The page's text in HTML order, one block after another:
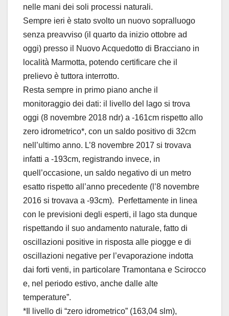
nelle mani dei soli processi naturali.
Sempre ieri è stato svolto un nuovo sopralluogo
senza preavviso (il quarto da inizio ottobre ad
oggi) presso il Nuovo Acquedotto di Bracciano in
località Marmotta, potendo certificare che il
prelievo è tuttora interrotto.
Resta sempre in primo piano anche il
monitoraggio dei dati: il livello del lago si trova
oggi (8 novembre 2018 ndr) a -161cm rispetto allo
zero idrometrico*, con un saldo positivo di 32cm
nell’ultimo anno. L’8 novembre 2017 si trovava
infatti a -193cm, registrando invece, in
quell’occasione, un saldo negativo di un metro
esatto rispetto all’anno precedente (l’8 novembre
2016 si trovava a -93cm). Perfettamente in linea
con le previsioni degli esperti, il lago sta dunque
rispettando il suo andamento naturale, fatto di
oscillazioni positive in risposta alle piogge e di
oscillazioni negative per l’evaporazione indotta
dai forti venti, in particolare Tramontana e Scirocco
e, nel periodo estivo, anche dalle alte
temperature”.
*Il livello di “zero idrometrico” (163,04 slm),